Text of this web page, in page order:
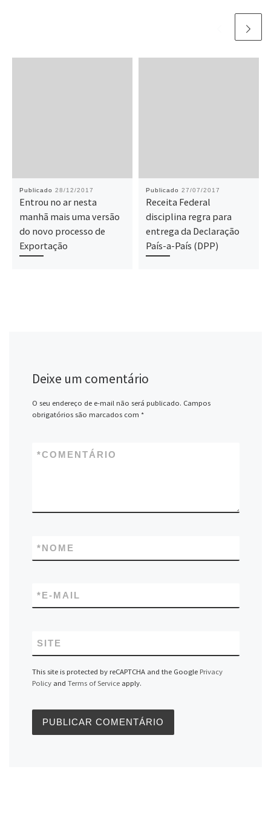
Publicado 28/12/2017
Entrou no ar nesta
manhã mais uma versão
do novo processo de
Exportação
Publicado 27/07/2017
Receita Federal
disciplina regra para
entrega da Declaração
País-a-País (DPP)
Deixe um comentário
O seu endereço de e-mail não será publicado. Campos
obrigatórios são marcados com *
COMENTÁRIO
*
NOME
*
E-MAIL
*
SITE
This site is protected by reCAPTCHA and the Google Privacy
Policyand Terms of Serviceapply.